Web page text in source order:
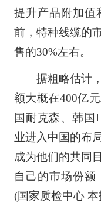
提升产品附加值
前，特种线缆的
售的30%左右。
据粗略估计，
额大概在400亿
国耐克森、韩国
业进入中国的布
成为他们的共同
自己的市场份额
(国家质检中心